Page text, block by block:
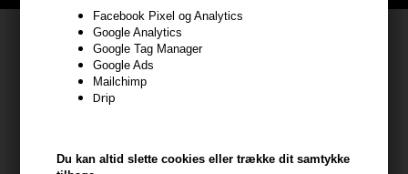
Facebook Pixel og Analytics
Google Analytics
Google Tag Manager
Google Ads
Mailchimp
Drip
Du kan altid slette cookies eller trække dit samtykke
Kundeservice
Frisenborgvej 6A
kundeservice@hair247.dk